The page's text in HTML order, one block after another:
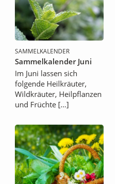
SAMMELKALENDER
Sammelkalender Juni
Im Juni lassen sich
folgende Heilkräuter,
Wildkräuter, Heilpflanzen
und Früchte […]